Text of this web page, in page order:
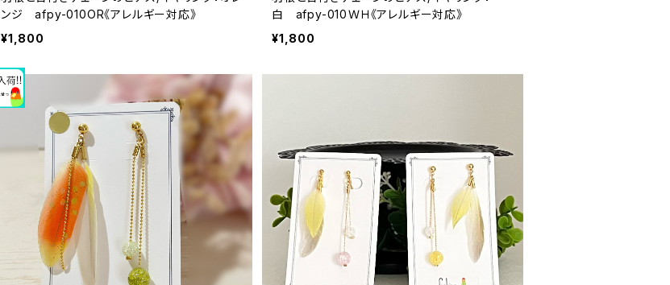
ンジ afpy-010OR《アレルギー対応》
¥1,800
白 afpy-010ＷＨ《アレルギー対応》
¥1,800